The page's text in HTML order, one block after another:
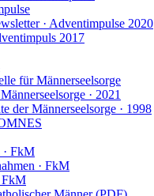
· Adventimpulse 2020
2017
für Männerseelsorge
· 2021
der Männerseelsorge · 1998
· FkM
· FkM
FkM